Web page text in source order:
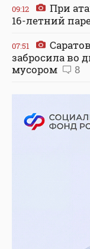
09:12
При
16-летний
07:51
забросила во
мусором
8